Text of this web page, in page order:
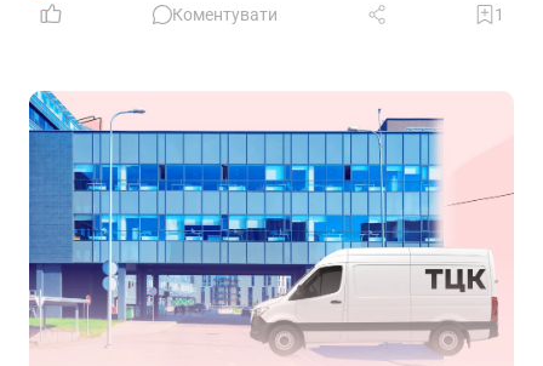
Коментувати
1